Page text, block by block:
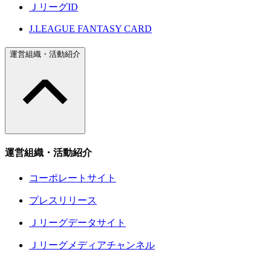
ＪリーグID
J.LEAGUE FANTASY CARD
運営組織・活動紹介
運営組織・活動紹介
コーポレートサイト
プレスリリース
Ｊリーグデータサイト
Ｊリーグメディアチャンネル